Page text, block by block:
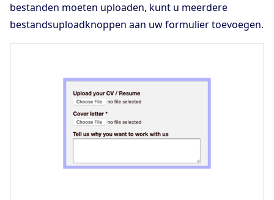
bestanden moeten uploaden, kunt u meerdere
bestandsuploadknoppen aan uw formulier toevoegen.